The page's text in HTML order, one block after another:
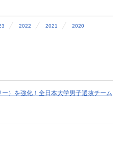
2022 2021 2020
）を強化！全日本大学男子選抜チーム